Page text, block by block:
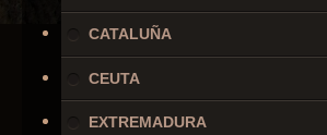
CATALUÑA
CEUTA
EXTREMADURA